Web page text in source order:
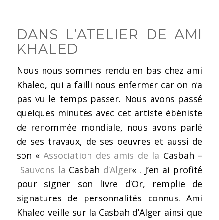
DANS L’ATELIER DE AMI
KHALED
Nous nous sommes rendu en bas chez ami
Khaled, qui a failli nous enfermer car on n’a
pas vu le temps passer. Nous avons passé
quelques minutes avec cet artiste ébéniste
de renommée mondiale, nous avons parlé
de ses travaux, de ses oeuvres et aussi de
son «Association des amis de la Casbah –
Sauvons la Casbah d’Alger« . J’en ai profité
pour signer son livre d’Or, remplie de
signatures de personnalités connus. Ami
Khaled veille sur la Casbah d’Alger ainsi que